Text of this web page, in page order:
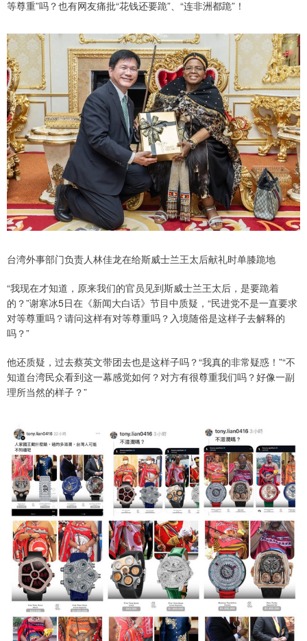
等尊重”吗？也有网友痛批“花钱还要跪”、“连非洲都跪”！
台湾外事部门负责人林佳龙在给斯威士兰王太后献礼时单膝跪地
“我现在才知道，原来我们的官员见到斯威士兰王太后，是要跪着
的？”谢寒冰5日在《新闻大白话》节目中质疑，“民进党不是一直要求
对等尊重吗？请问这样有对等尊重吗？入境随俗是这样子去解释的
吗？”
他还质疑，过去蔡英文带团去也是这样子吗？“我真的非常疑惑！”“不
知道台湾民众看到这一幕感觉如何？对方有很尊重我们吗？好像一副
理所当然的样子？”